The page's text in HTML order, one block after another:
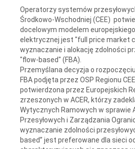
Operatorzy systemów
Środkowo-Wschodniej (CEE)
docelowym modelem
elektrycznej jest "full price market
wyznaczanie i alokację zdolności
"flow-based" (FBA).
Przemyślana decyzja o
FBA podjęta przez OSP Regionu
potwierdzona przez Europejskich
zrzeszonych w ACER, którzy
Wytycznych Ramowych w sprawie
Przesyłowych i Zarządzania
wyznaczanie zdolności
based” jest preferowane dla sieci